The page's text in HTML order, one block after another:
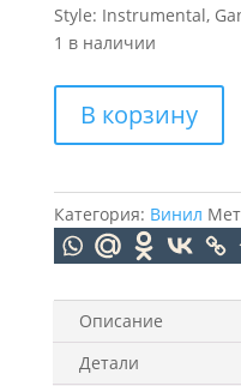
Style: Instrumental,
1 в наличии
товара
NOTORIOUS
Ready
To
Die:
Instrumental
RSD
2024
В корзину
Категория: Винил
Описание
Детали